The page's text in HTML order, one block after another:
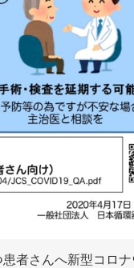
者さんへ新型コロ